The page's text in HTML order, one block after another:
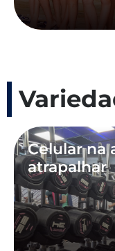
Celular na
atrapalhar